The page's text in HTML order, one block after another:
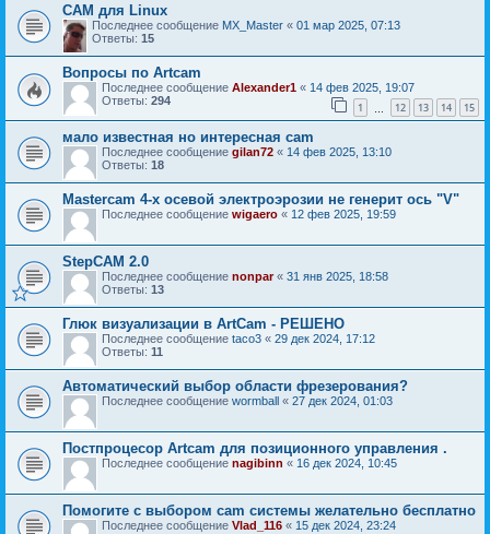
CAM для Linux
Последнее сообщение MX_Master « 01 мар 2025, 07:13
Ответы: 15
Вопросы по Artcam
Последнее сообщение Alexander1 « 14 фев 2025, 19:07
Ответы: 294 1 12 13 14 15
мало известная но интересная cam
Последнее сообщение gilan72 « 14 фев 2025, 13:10
Ответы: 18
Mastercam 4-х осевой электроэрозии не генерит ось "V"
Последнее сообщение wigaero « 12 фев 2025, 19:59
StepCAM 2.0
Последнее сообщение nonpar« 31 янв 2025, 18:58
Ответы: 13
Глюк визуализации в ArtCam - РЕШЕНО
Последнее сообщение taco3 « 29 дек 2024, 17:12
Ответы: 11
Автоматический выбор области фрезерования?
Последнее сообщение wormball « 27 дек 2024, 01:03
Постпроцесор Artcam для позиционного управления .
Последнее сообщение nagibinn « 16 дек 2024, 10:45
Помогите с выбором cam системы желательно бесплатно
Последнее сообщение Vlad_116 « 15 дек 2024, 23:24